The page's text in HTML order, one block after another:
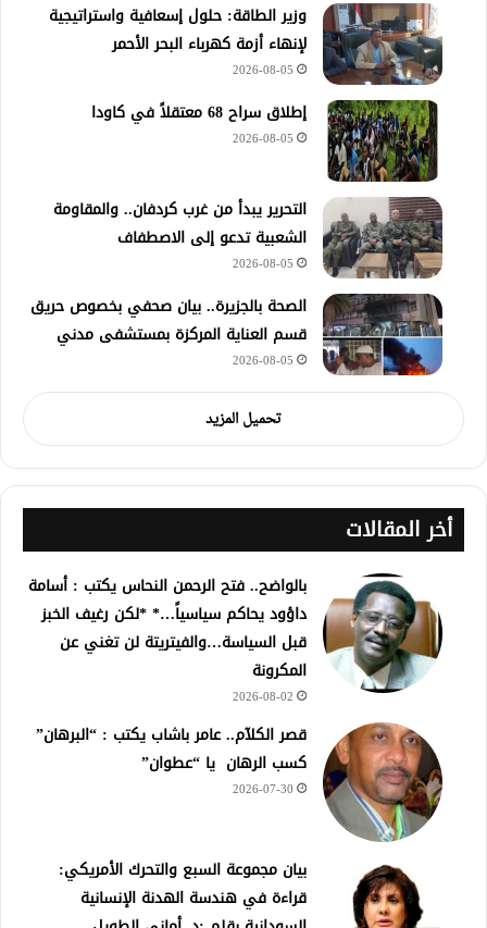
وزير الطاقة: حلول إسعافية واستراتيجية
لإنهاء أزمة كهرباء البحر الأحمر
2026-08-05
إطلاق سراح 68 معتقلاً في كاودا
2026-08-05
التحرير يبدأ من غرب كردفان.. والمقاومة
الشعبية تدعو إلى الاصطفاف
2026-08-05
الصحة بالجزيرة.. بيان صحفي بخصوص حريق
قسم العناية المركزة بمستشفى مدني
2026-08-05
تحميل المزيد
أخر المقالات
بالواضح.. فتح الرحمن النحاس يكتب : أسامة
داؤود يحاكم سياسياً…* *لكن رغيف الخبز
قبل السياسة…والفيتريتة لن تغني عن
المكرونة
2026-08-02
قصر الكلآم.. عامر باشاب يكتب : “البرهان”
كسب الرهان يا “عطوان”
2026-07-30
بيان مجموعة السبع والتحرك الأمريكي:
قراءة في هندسة الهدنة الإنسانية